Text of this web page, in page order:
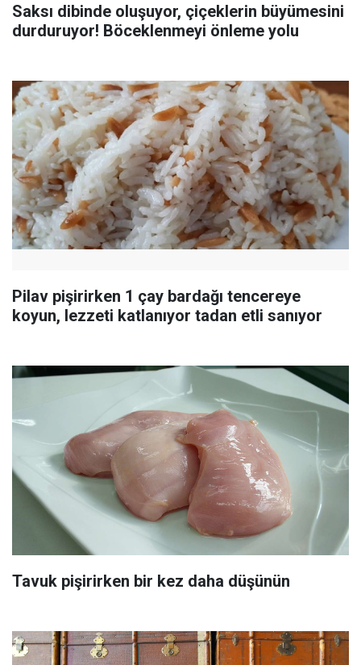
Saksı dibinde oluşuyor, çiçeklerin büyümesini
durduruyor! Böceklenmeyi önleme yolu
Pilav pişirirken 1 çay bardağı tencereye
koyun, lezzeti katlanıyor tadan etli sanıyor
Tavuk pişirirken bir kez daha düşünün